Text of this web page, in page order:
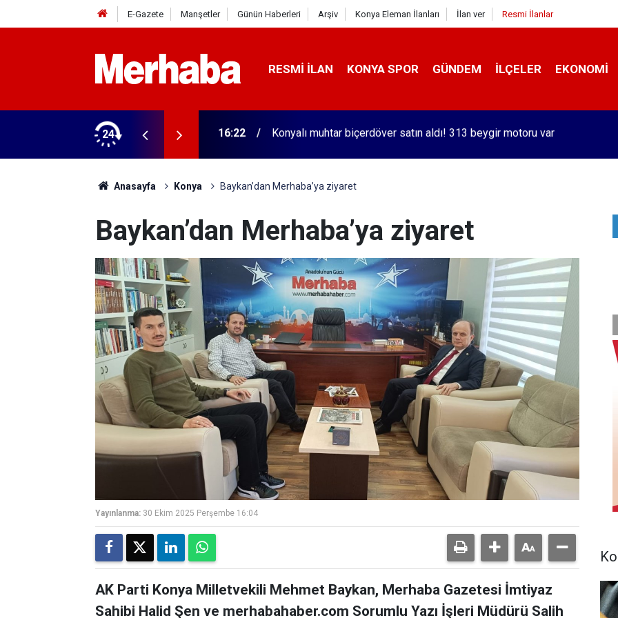
E-Gazete Manşetler Günün Haberleri Arşiv Konya Eleman İlanları İlan ver Resmi İlanlar
RESMI İLAN KONYA SPOR GÜNDEM İLÇELER EKONOMI
24
313 beygir motoru var 16:04 Konyasporlu Kramer'den yıllar sonra Galatasaraylı Osimhen itirafı
Anasayfa Konya Baykan’dan Merhaba’ya ziyaret
Baykan’dan Merhaba’ya ziyaret
Yayınlanma: 30 Ekim 2025 Perşembe 16:04
AK Parti Konya Milletvekili Mehmet Baykan, Merhaba Gazetesi İmtiyaz
Sahibi Halid Şen ve merhabahaber.com Sorumlu Yazı İşleri Müdürü Salih